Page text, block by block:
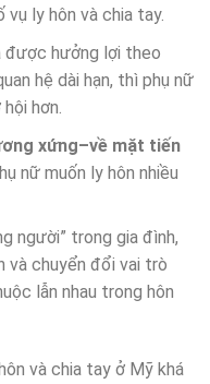
ly hôn và chia tay.
được hưởng lợi theo
hệ dài hạn, thì phụ nữ
hơn.
xứng–về mặt tiến
nữ muốn ly hôn nhiều
người” trong gia đình,
và chuyển đổi vai trò
lẫn nhau trong hôn
và chia tay ở Mỹ khá